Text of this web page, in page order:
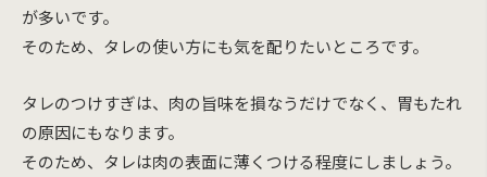
が多いです。
そのため、タレの使い方にも気を配りたいところです。
タレのつけすぎは、肉の旨味を損なうだけでなく、胃もたれ
の原因にもなります。
そのため、タレは肉の表面に薄くつける程度にしましょう。